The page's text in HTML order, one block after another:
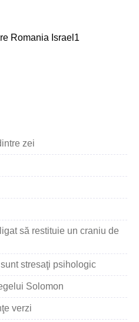
zei
să restituie un craniu de
stresaţi psihologic
Solomon
verzi